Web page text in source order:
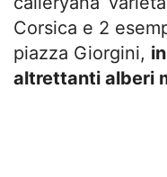
Corsica e 2
piazza Giorgini,
altrettanti alberi